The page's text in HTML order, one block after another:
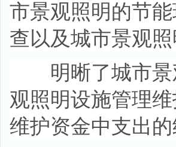
市景观照明的节
查以及城市景观
明晰了城市景
观照明设施管理
维护资金中支出